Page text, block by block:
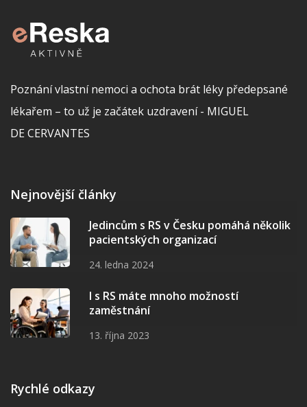
Poznání vlastní nemoci a ochota brát léky předepsané
lékařem – to už je začátek uzdravení - MIGUEL
DE CERVANTES
Nejnovější články
Jedincům s RS v Česku pomáhá několik
pacientských organizací
24. ledna 2024
I s RS máte mnoho možností
zaměstnání
13. října 2023
Rychlé odkazy